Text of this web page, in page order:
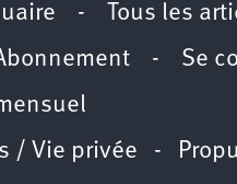
- Tous les
- Se
/ Vie privée -